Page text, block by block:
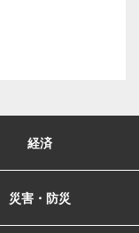
経済
災害・防災